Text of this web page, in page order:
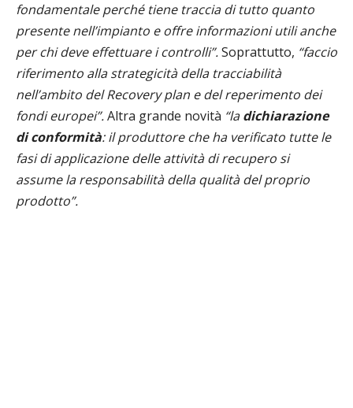
fondamentale perché tiene traccia di tutto quanto
presente nell’impianto e offre informazioni utili anche
per chi deve effettuare i controlli”.Soprattutto, “faccio
riferimento alla strategicità della tracciabilità
nell’ambito del Recovery plan e del reperimento dei
fondi europei”.Altra grande novità “ladichiarazione
di conformità: il produttore che ha verificato tutte le
fasi di applicazione delle attività di recupero si
assume la responsabilità della qualità del proprio
prodotto”.